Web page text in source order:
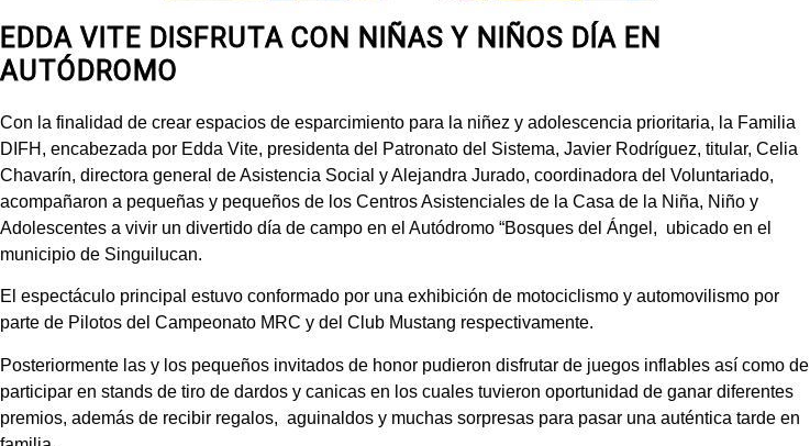
EDDA VITE DISFRUTA CON NIÑAS Y NIÑOS DÍA EN
AUTÓDROMO
Con la finalidad de crear espacios de esparcimiento para la niñez y adolescencia prioritaria, la Familia
DIFH, encabezada por Edda Vite, presidenta del Patronato del Sistema, Javier Rodríguez, titular, Celia
Chavarín, directora general de Asistencia Social y Alejandra Jurado, coordinadora del Voluntariado,
acompañaron a pequeñas y pequeños de los Centros Asistenciales de la Casa de la Niña, Niño y
Adolescentes a vivir un divertido día de campo en el Autódromo “Bosques del Ángel, ubicado en el
municipio de Singuilucan.
El espectáculo principal estuvo conformado por una exhibición de motociclismo y automovilismo por
parte de Pilotos del Campeonato MRC y del Club Mustang respectivamente.
Posteriormente las y los pequeños invitados de honor pudieron disfrutar de juegos inflables así como de
participar en stands de tiro de dardos y canicas en los cuales tuvieron oportunidad de ganar diferentes
premios, además de recibir regalos, aguinaldos y muchas sorpresas para pasar una auténtica tarde en